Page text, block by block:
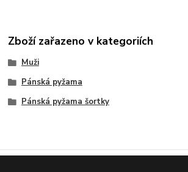
Zboží zařazeno v kategoriích
Muži
Pánská pyžama
Pánská pyžama šortky